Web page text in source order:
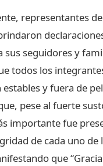
representantes
sus seguidores y
todos los
y fuera de
pese al fuerte
importante fue
de cada uno de
que